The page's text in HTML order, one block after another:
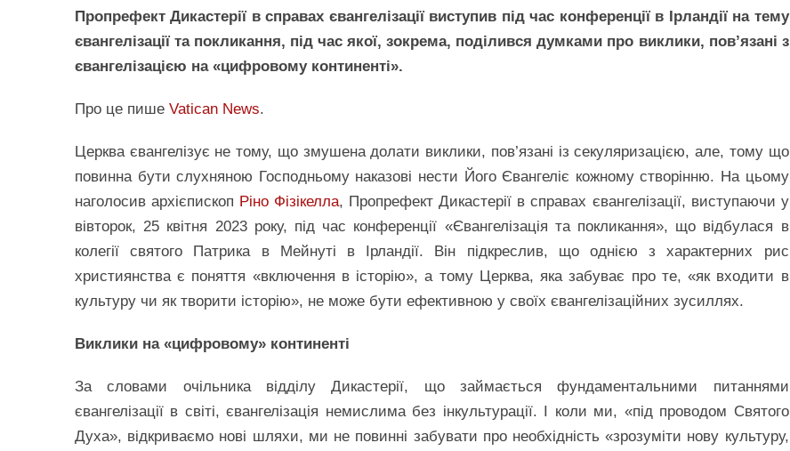
Пропрефект Дикастерії в справах євангелізації виступив під час конференції в Ірландії на тему
євангелізації та покликання, під час якої, зокрема, поділився думками про виклики, пов’язані з
євангелізацією на «цифровому континенті».
Про це пише Vatican News.
Церква євангелізує не тому, що змушена долати виклики, пов’язані із секуляризацією, але, тому що
повинна бути слухняною Господньому наказові нести Його Євангеліє кожному створінню. На цьому
наголосив архієпископ Ріно Фізікелла, Пропрефект Дикастерії в справах євангелізації, виступаючи у
вівторок, 25 квітня 2023 року, під час конференції «Євангелізація та покликання», що відбулася в
колегії святого Патрика в Мейнуті в Ірландії. Він підкреслив, що однією з характерних рис
християнства є поняття «включення в історію», а тому Церква, яка забуває про те, «як входити в
культуру чи як творити історію», не може бути ефективною у своїх євангелізаційних зусиллях.
Виклики на «цифровому» континенті
За словами очільника відділу Дикастерії, що займається фундаментальними питаннями
євангелізації в світі, євангелізація немислима без інкультурації. І коли ми, «під проводом Святого
Духа», відкриваємо нові шляхи, ми не повинні забувати про необхідність «зрозуміти нову культуру,